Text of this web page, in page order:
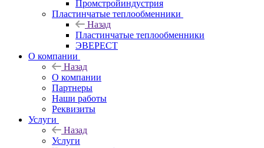
Промстройиндустрия
Пластинчатые теплообменники
Назад
Пластинчатые теплообменники
ЭВЕРЕСТ
О компании
Назад
О компании
Партнеры
Наши работы
Реквизиты
Услуги
Назад
Услуги